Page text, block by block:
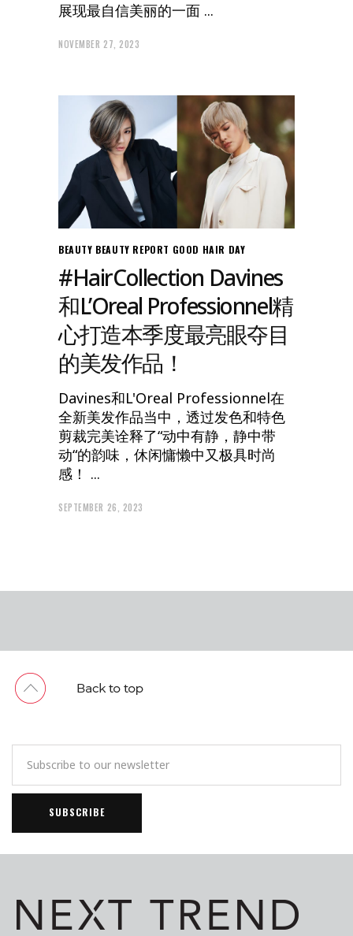
展现最自信美丽的一面
NOVEMBER 27, 2023
BEAUTY BEAUTY REPORT GOOD HAIR DAY
#HairCollection Davines
和L’Oreal Professionnel精
心打造本季度最亮眼夺目
的美发作品！
Davines和L'Oreal Professionnel在
全新美发作品当中，透过发色和特色
剪裁完美诠释了“动中有静，静中带
动“的韵味，休闲慵懒中又极具时尚
感！
SEPTEMBER 26, 2023